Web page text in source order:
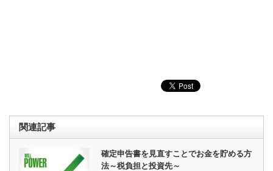
関連記事
確定申告書を見直すことでお金を貯める方
法～税負担と投資先～